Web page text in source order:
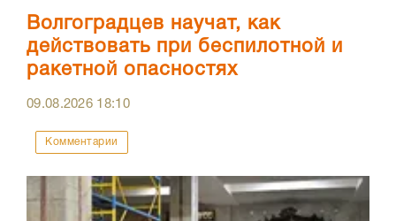
Волгоградцев научат, как
действовать при беспилотной и
ракетной опасностях
09.08.2026 18:10
Комментарии